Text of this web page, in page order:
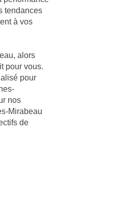
tendances
à vos
alors
pour vous.
pour
nos
Mirabeau
de